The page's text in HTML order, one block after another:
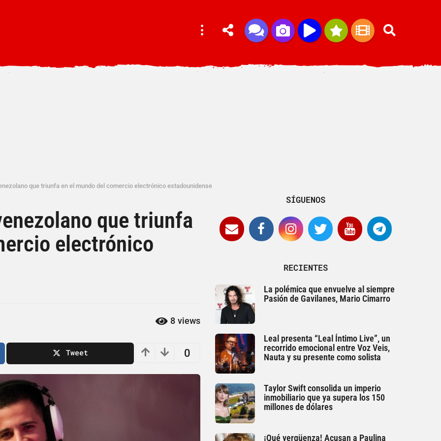
que triunfa en el mundo del comercio electrónico estadounidense
que triunfa
electrónico
8 views
0
Tweet
SÍGUENOS
RECIENTES
La polémica que envuelve al siempre
Pasión de Gavilanes, Mario Cimarro
Leal presenta “Leal Íntimo Live”, un
recorrido emocional entre Voz Veis,
Nauta y su presente como solista
Taylor Swift consolida un imperio
inmobiliario que ya supera los 150
millones de dólares
¡Qué vergüenza! Acusan a Paulina